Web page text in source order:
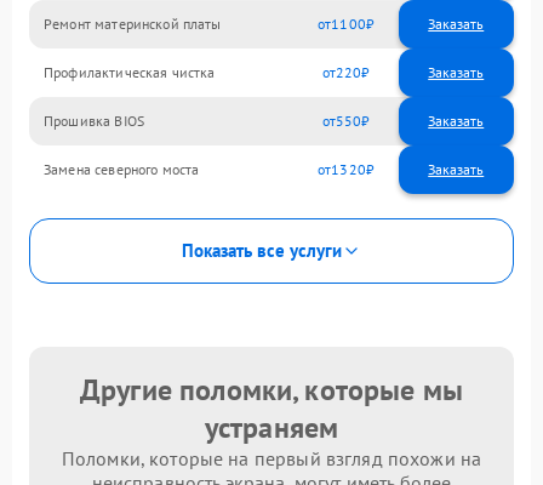
Ремонт материнской платы 1100
Профилактическая чистка 220
Прошивка BIOS 550
Замена северного моста 1320
Показать все услуги
Другие поломки, которые мы
устраняем
Поломки, которые на первый взгляд похожи на